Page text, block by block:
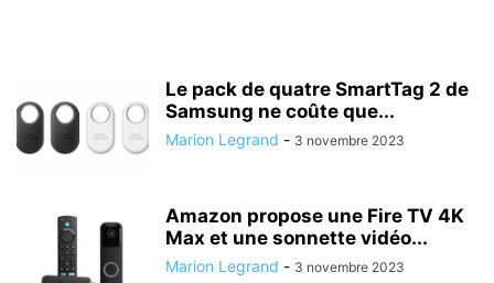
Le pack de quatre SmartTag 2 de
Samsung ne coûte que...
Marion Legrand - 3 novembre 2023
Amazon propose une Fire TV 4K
Max et une sonnette vidéo...
Marion Legrand - 3 novembre 2023